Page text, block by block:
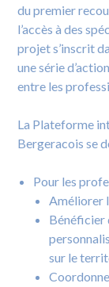
du premier
l’accès à des
projet s’inscrit
une série
entre les
La Plateforme
Bergeracois se
Pour les
Améliorer
Bénéficier
sur le